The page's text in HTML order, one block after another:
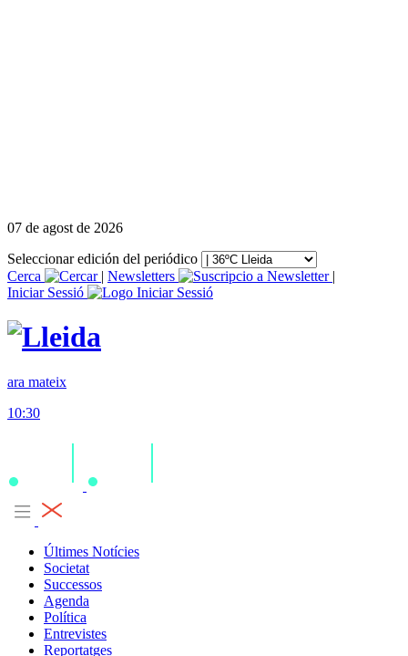
07 de agost de 2026
Seleccionar edición del periódico
Cerca
| Newsletters
|
Iniciar Sessió
ara mateix
10:30
Últimes Notícies
Societat
Successos
Agenda
Política
Entrevistes
Reportatges